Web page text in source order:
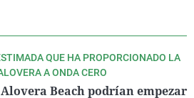
QUE HA PROPORCIONADO LA
A ONDA CERO
Beach podrían empezar